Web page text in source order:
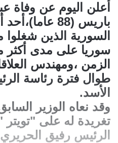
أعلن اليوم عن وفاة
باريس (88
السورية الذين
سوريا على مدى أكثر
الزمن ،ومهندس
طوال فترة رئاسة
الأسد.
وقد نعاه الوزير
تغريدة له على
الرئيس رفيق